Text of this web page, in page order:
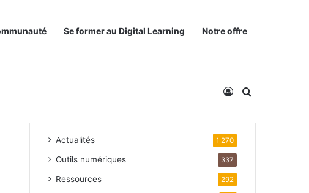
Se former au Digital Learning Notre offre
Connexion
Rechercher
Actualités 1 270
Outils numériques 337
Ressources 292